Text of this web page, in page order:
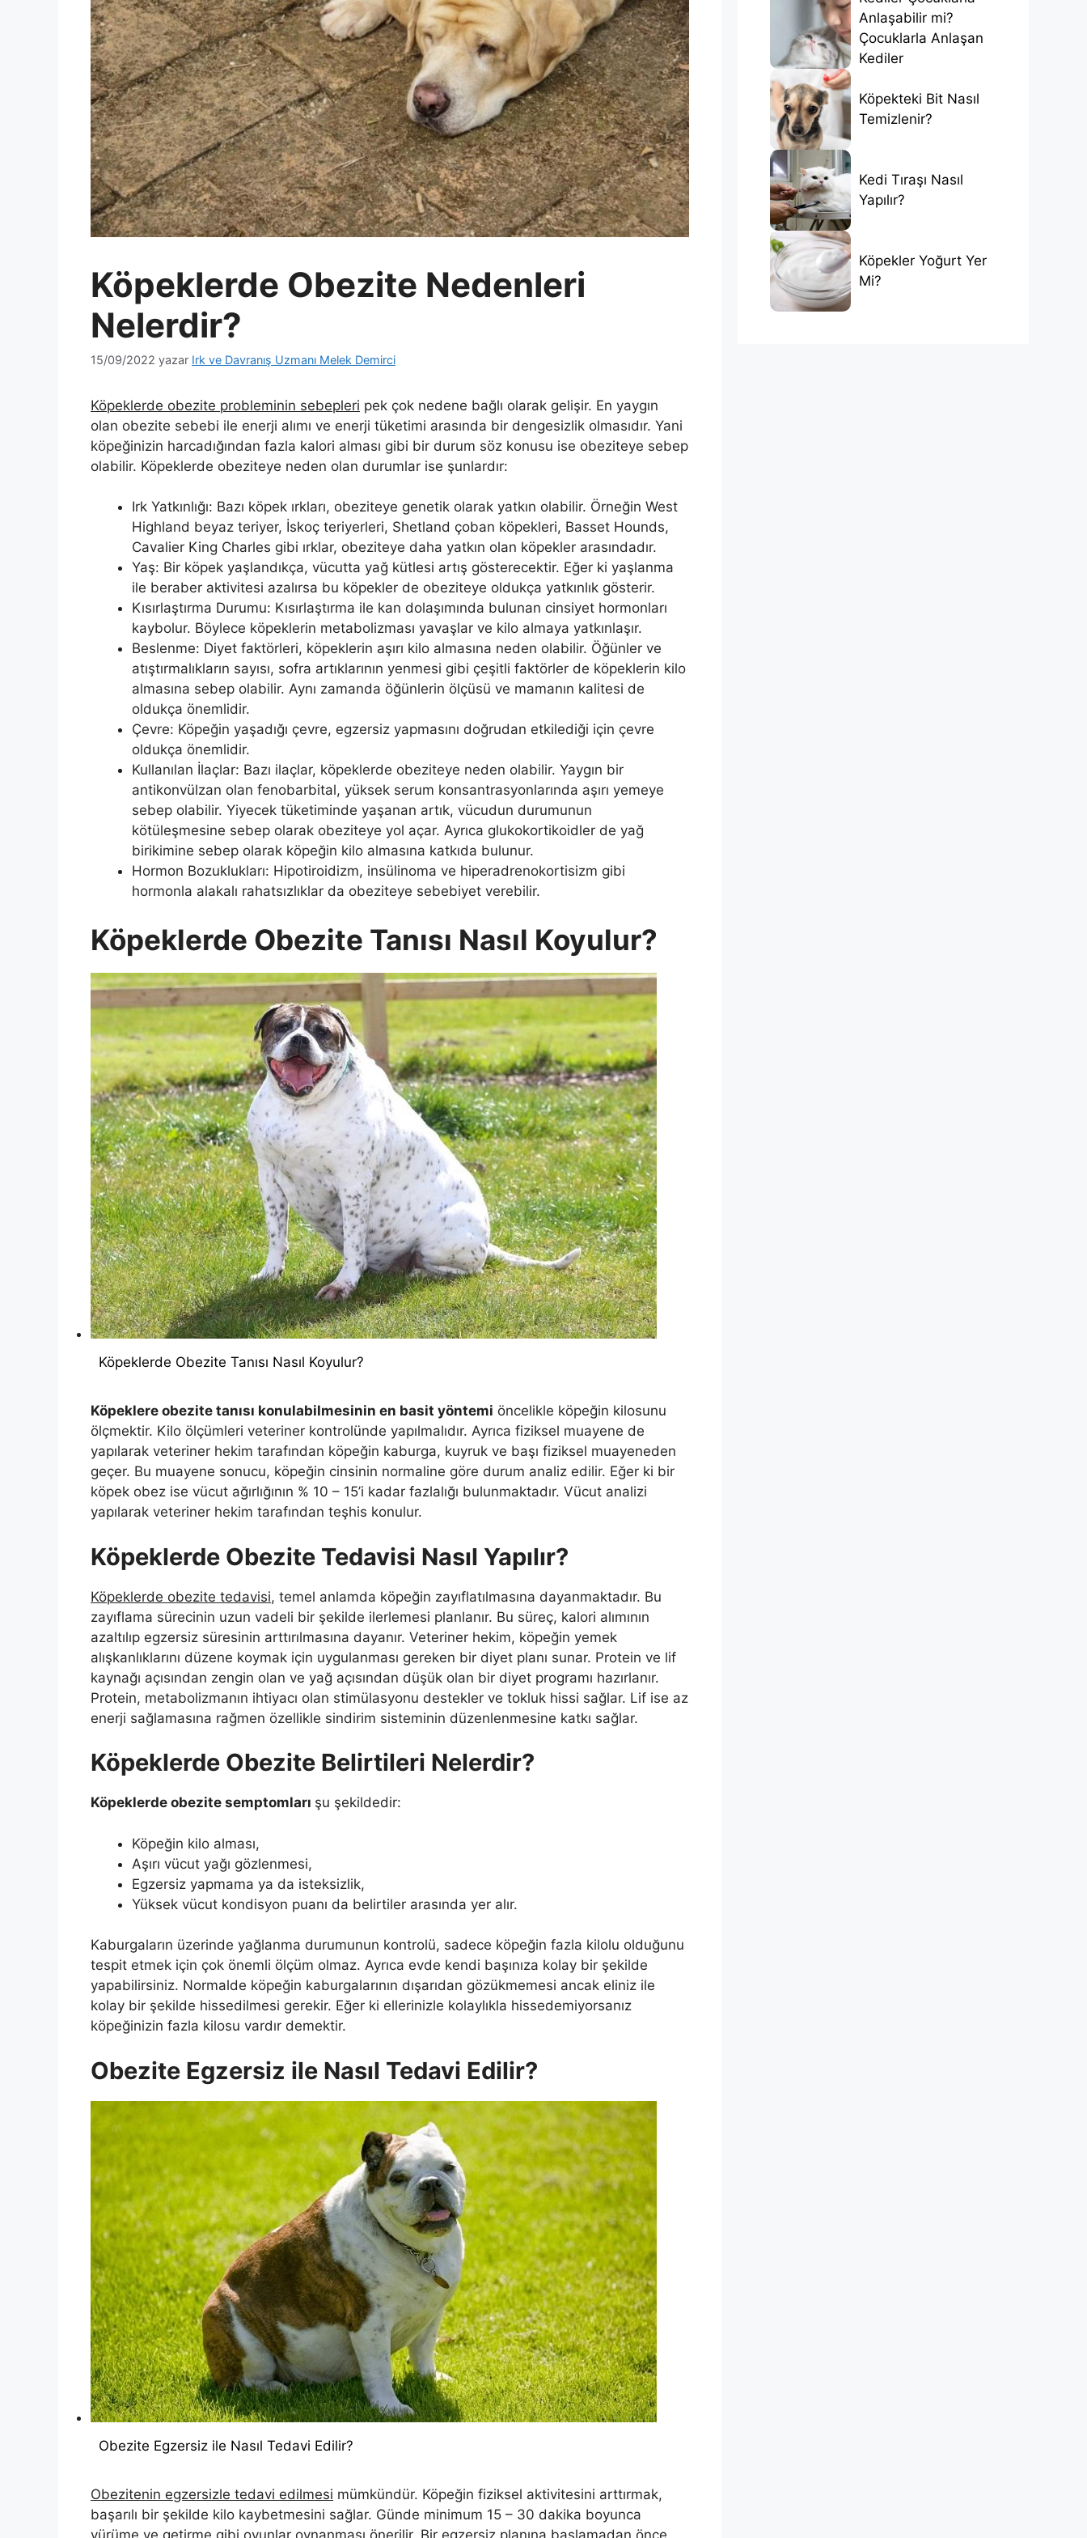
Köpeklerde Obezite Nedenleri
Nelerdir?
15/09/2022 yazar Irk ve Davranış Uzmanı Melek Demirci
Köpeklerde obezite probleminin sebepleri pek çok nedene bağlı olarak gelişir. En yaygın
olan obezite sebebi ile enerji alımı ve enerji tüketimi arasında bir dengesizlik olmasıdır. Yani
köpeğinizin harcadığından fazla kalori alması gibi bir durum söz konusu ise obeziteye sebep
olabilir. Köpeklerde obeziteye neden olan durumlar ise şunlardır:
Irk Yatkınlığı: Bazı köpek ırkları, obeziteye genetik olarak yatkın olabilir. Örneğin West
Highland beyaz teriyer, İskoç teriyerleri, Shetland çoban köpekleri, Basset Hounds,
Cavalier King Charles gibi ırklar, obeziteye daha yatkın olan köpekler arasındadır.
Yaş: Bir köpek yaşlandıkça, vücutta yağ kütlesi artış gösterecektir. Eğer ki yaşlanma
ile beraber aktivitesi azalırsa bu köpekler de obeziteye oldukça yatkınlık gösterir.
Kısırlaştırma Durumu: Kısırlaştırma ile kan dolaşımında bulunan cinsiyet hormonları
kaybolur. Böylece köpeklerin metabolizması yavaşlar ve kilo almaya yatkınlaşır.
Beslenme: Diyet faktörleri, köpeklerin aşırı kilo almasına neden olabilir. Öğünler ve
atıştırmalıkların sayısı, sofra artıklarının yenmesi gibi çeşitli faktörler de köpeklerin kilo
almasına sebep olabilir. Aynı zamanda öğünlerin ölçüsü ve mamanın kalitesi de
oldukça önemlidir.
Çevre: Köpeğin yaşadığı çevre, egzersiz yapmasını doğrudan etkilediği için çevre
oldukça önemlidir.
Kullanılan İlaçlar: Bazı ilaçlar, köpeklerde obeziteye neden olabilir. Yaygın bir
antikonvülzan olan fenobarbital, yüksek serum konsantrasyonlarında aşırı yemeye
sebep olabilir. Yiyecek tüketiminde yaşanan artık, vücudun durumunun
kötüleşmesine sebep olarak obeziteye yol açar. Ayrıca glukokortikoidler de yağ
birikimine sebep olarak köpeğin kilo almasına katkıda bulunur.
Hormon Bozuklukları: Hipotiroidizm, insülinoma ve hiperadrenokortisizm gibi
hormonla alakalı rahatsızlıklar da obeziteye sebebiyet verebilir.
Köpeklerde Obezite Tanısı Nasıl Koyulur?
Köpeklerde Obezite Tanısı Nasıl Koyulur?
Köpeklere obezite tanısı konulabilmesinin en basit yöntemi öncelikle köpeğin kilosunu
ölçmektir. Kilo ölçümleri veteriner kontrolünde yapılmalıdır. Ayrıca fiziksel muayene de
yapılarak veteriner hekim tarafından köpeğin kaburga, kuyruk ve başı fiziksel muayeneden
geçer. Bu muayene sonucu, köpeğin cinsinin normaline göre durum analiz edilir. Eğer ki bir
köpek obez ise vücut ağırlığının % 10 – 15’i kadar fazlalığı bulunmaktadır. Vücut analizi
yapılarak veteriner hekim tarafından teşhis konulur.
Köpeklerde Obezite Tedavisi Nasıl Yapılır?
Köpeklerde obezite tedavisi, temel anlamda köpeğin zayıflatılmasına dayanmaktadır. Bu
zayıflama sürecinin uzun vadeli bir şekilde ilerlemesi planlanır. Bu süreç, kalori alımının
azaltılıp egzersiz süresinin arttırılmasına dayanır. Veteriner hekim, köpeğin yemek
alışkanlıklarını düzene koymak için uygulanması gereken bir diyet planı sunar. Protein ve lif
kaynağı açısından zengin olan ve yağ açısından düşük olan bir diyet programı hazırlanır.
Protein, metabolizmanın ihtiyacı olan stimülasyonu destekler ve tokluk hissi sağlar. Lif ise az
enerji sağlamasına rağmen özellikle sindirim sisteminin düzenlenmesine katkı sağlar.
Köpeklerde Obezite Belirtileri Nelerdir?
Köpeklerde obezite semptomları şu şekildedir:
Köpeğin kilo alması,
Aşırı vücut yağı gözlenmesi,
Egzersiz yapmama ya da isteksizlik,
Yüksek vücut kondisyon puanı da belirtiler arasında yer alır.
Kaburgaların üzerinde yağlanma durumunun kontrolü, sadece köpeğin fazla kilolu olduğunu
tespit etmek için çok önemli ölçüm olmaz. Ayrıca evde kendi başınıza kolay bir şekilde
yapabilirsiniz. Normalde köpeğin kaburgalarının dışarıdan gözükmemesi ancak eliniz ile
kolay bir şekilde hissedilmesi gerekir. Eğer ki ellerinizle kolaylıkla hissedemiyorsanız
köpeğinizin fazla kilosu vardır demektir.
Obezite Egzersiz ile Nasıl Tedavi Edilir?
Obezite Egzersiz ile Nasıl Tedavi Edilir?
Obezitenin egzersizle tedavi edilmesi mümkündür. Köpeğin fiziksel aktivitesini arttırmak,
başarılı bir şekilde kilo kaybetmesini sağlar. Günde minimum 15 – 30 dakika boyunca
Anlaşabilir mi?
Çocuklarla Anlaşan
Kediler
Köpekteki Bit Nasıl
Temizlenir?
Kedi Tıraşı Nasıl
Yapılır?
Köpekler Yoğurt Yer
Mi?